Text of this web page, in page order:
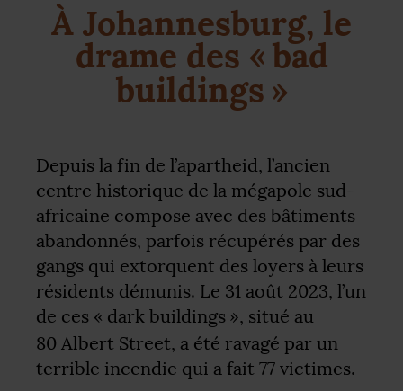
À Johannesburg, le
drame des «bad
buildings »
Depuis la fin de l’apartheid, l’ancien
centre historique de la mégapole sud-
africaine compose avec des bâtiments
abandonnés, parfois récupérés par des
gangs qui extorquent des loyers à leurs
résidents démunis. Le 31 août 2023, l’un
de ces « dark buildings », situé au
80 Albert Street, a été ravagé par un
terrible incendie qui a fait 77 victimes.